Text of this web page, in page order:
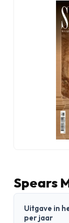
Spears
Uitgave in
per jaar